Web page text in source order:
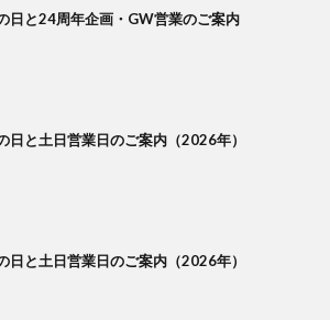
日と24周年企画・GW営業のご案内
日と土日営業日のご案内（2026年）
日と土日営業日のご案内（2026年）